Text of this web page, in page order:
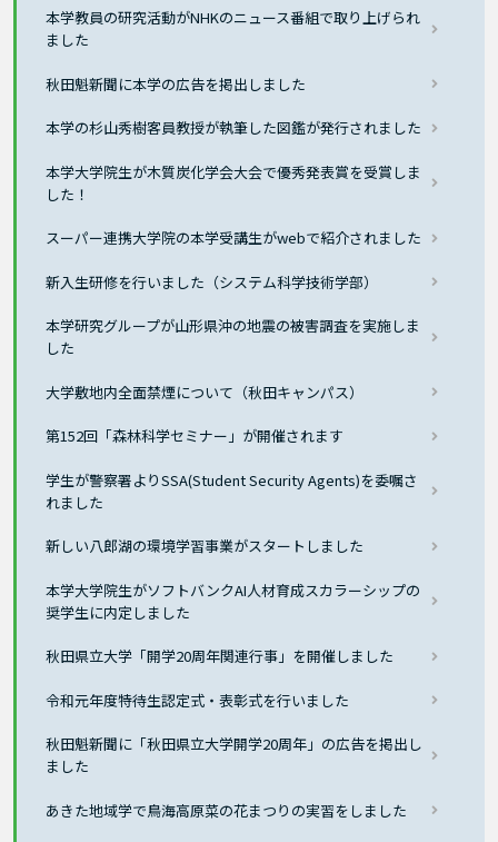
本学教員の研究活動がNHKのニュース番組で取り上げられ
ました
秋田魁新聞に本学の広告を掲出しました
本学の杉山秀樹客員教授が執筆した図鑑が発行されました
本学大学院生が木質炭化学会大会で優秀発表賞を受賞しま
した！
スーパー連携大学院の本学受講生がwebで紹介されました
新入生研修を行いました（システム科学技術学部）
本学研究グループが山形県沖の地震の被害調査を実施しま
した
大学敷地内全面禁煙について（秋田キャンパス）
第152回「森林科学セミナー」が開催されます
学生が警察署よりSSA(Student Security Agents)を委嘱さ
れました
新しい八郎湖の環境学習事業がスタートしました
本学大学院生がソフトバンクAI人材育成スカラーシップの
奨学生に内定しました
秋田県立大学「開学20周年関連行事」を開催しました
令和元年度特待生認定式・表彰式を行いました
秋田魁新聞に「秋田県立大学開学20周年」の広告を掲出し
ました
あきた地域学で鳥海高原菜の花まつりの実習をしました